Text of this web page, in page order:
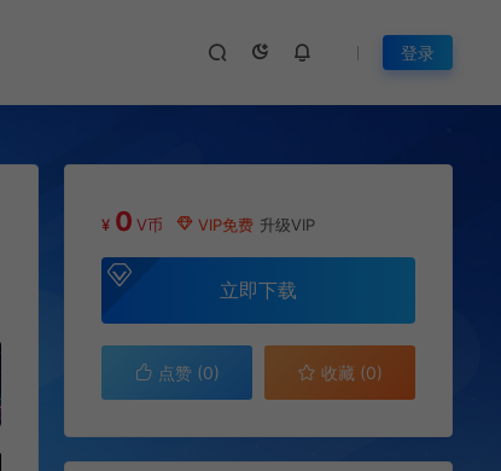
登录
¥ 0 V币 VIP免费 升级VIP
立即下载
点赞 (0) 收藏 (0)